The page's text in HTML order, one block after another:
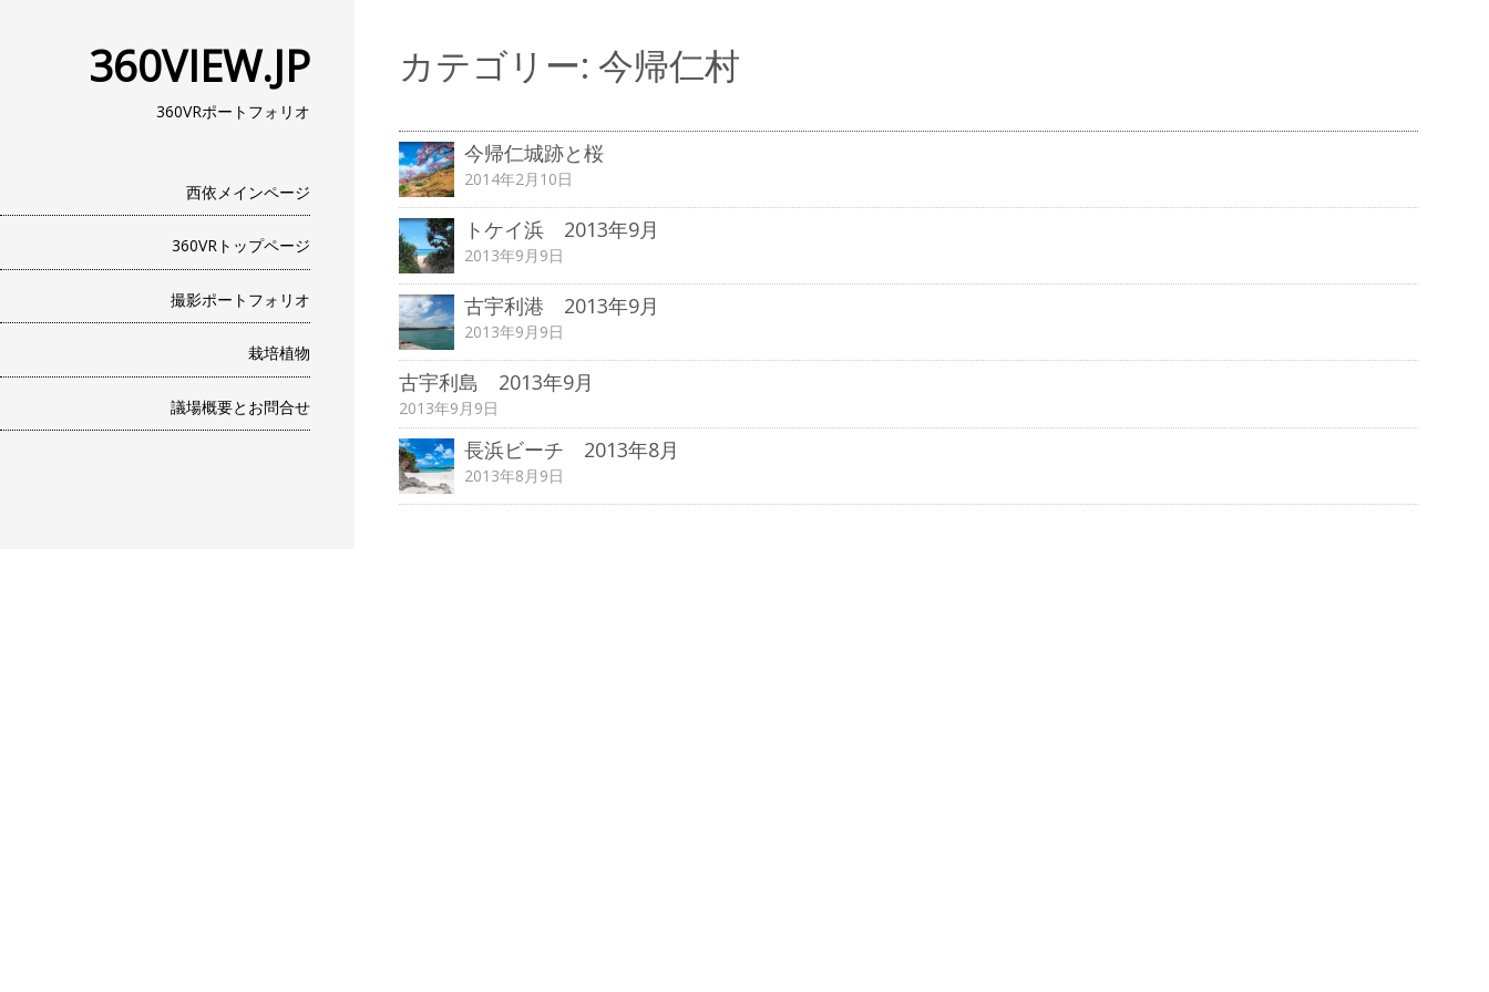
360VIEW.JP
360VRポートフォリオ
西依メインページ
360VRトップページ
撮影ポートフォリオ
栽培植物
議場概要とお問合せ
カテゴリー: 今帰仁村
今帰仁城跡と桜
2014年2月10日
トケイ浜 2013年9月
2013年9月9日
古宇利港 2013年9月
2013年9月9日
古宇利島 2013年9月
2013年9月9日
長浜ビーチ 2013年8月
2013年8月9日